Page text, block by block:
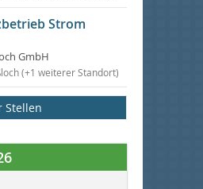
Strom
GmbH
(+1 weiterer Standort)
Stellen